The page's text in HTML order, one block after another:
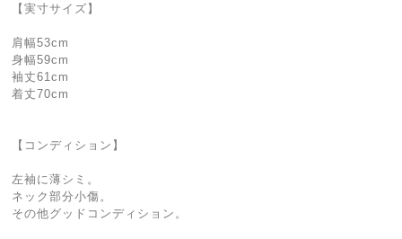
【実寸サイズ】
肩幅53cm
身幅59cm
袖丈61cm
着丈70cm
【コンディション】
左袖に薄シミ。
ネック部分小傷。
その他グッドコンディション。